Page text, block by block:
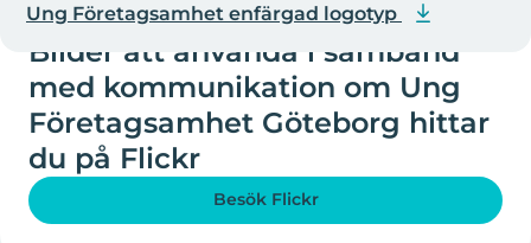
Ung Företagsamhet enfärgad logotyp
BILDBANK
Bilder att använda i samband
med kommunikation om Ung
Företagsamhet Göteborg hittar
du på Flickr
Besök Flickr